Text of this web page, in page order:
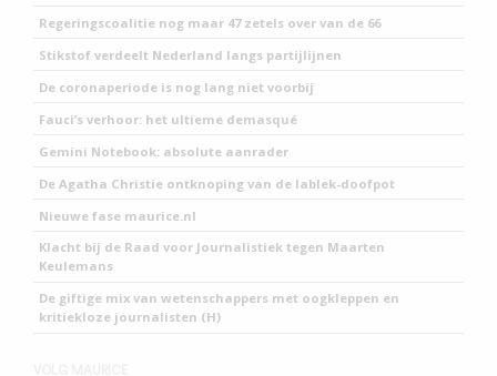
Regeringscoalitie nog maar 47 zetels over van de 66
Stikstof verdeelt Nederland langs partijlijnen
De coronaperiode is nog lang niet voorbij
Fauci’s verhoor: het ultieme demasqué
Gemini Notebook: absolute aanrader
De Agatha Christie ontknoping van de lablek-doofpot
Nieuwe fase maurice.nl
Klacht bij de Raad voor Journalistiek tegen Maarten
Keulemans
De giftige mix van wetenschappers met oogkleppen en
kritiekloze journalisten (H)